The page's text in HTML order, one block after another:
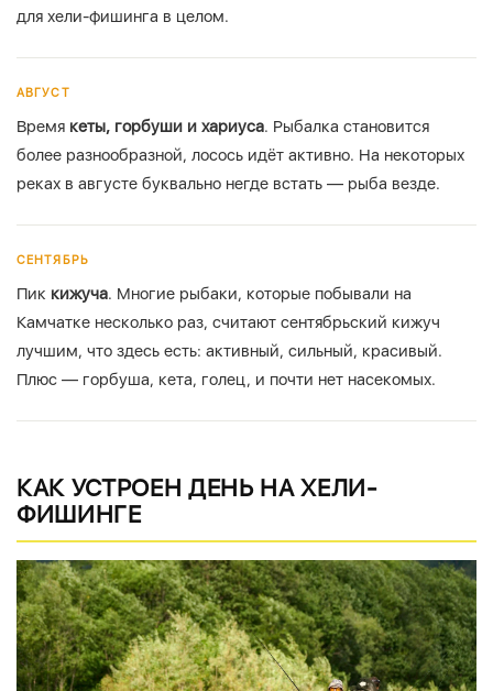
для хели-фишинга в целом.
АВГУСТ
Время кеты, горбуши и хариуса. Рыбалка становится
более разнообразной, лосось идёт активно. На некоторых
реках в августе буквально негде встать — рыба везде.
СЕНТЯБРЬ
Пик кижуча. Многие рыбаки, которые побывали на
Камчатке несколько раз, считают сентябрьский кижуч
лучшим, что здесь есть: активный, сильный, красивый.
Плюс — горбуша, кета, голец, и почти нет насекомых.
КАК УСТРОЕН ДЕНЬ НА ХЕЛИ-
ФИШИНГЕ